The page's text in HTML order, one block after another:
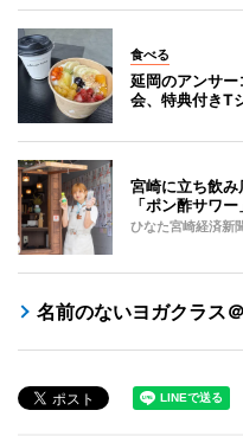
食べる
延岡のアンサー
会、特典付きT
宮崎に立ち飲み
「ポン酢サワー
ひなた宮崎経済新
名前のないヨガクラス